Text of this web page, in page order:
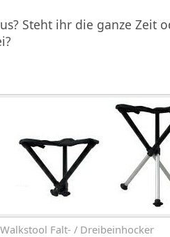
Steht ihr die ganze Zeit
Walkstool Falt- / Dreibeinhocker